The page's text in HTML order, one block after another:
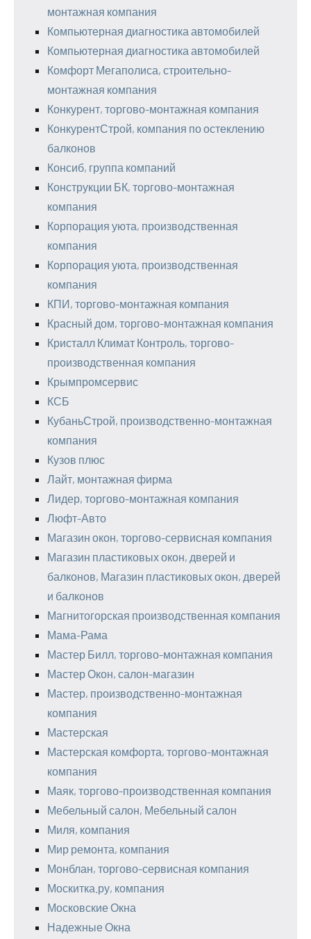
монтажная компания
Компьютерная диагностика автомобилей
Компьютерная диагностика автомобилей
Комфорт Мегаполиса, строительно-
монтажная компания
Конкурент, торгово-монтажная компания
КонкурентСтрой, компания по остеклению
балконов
Консиб, группа компаний
Конструкции БК, торгово-монтажная
компания
Корпорация уюта, производственная
компания
Корпорация уюта, производственная
компания
КПИ, торгово-монтажная компания
Красный дом, торгово-монтажная компания
Кристалл Климат Контроль, торгово-
производственная компания
Крымпромсервис
КСБ
КубаньСтрой, производственно-монтажная
компания
Кузов плюс
Лайт, монтажная фирма
Лидер, торгово-монтажная компания
Люфт-Авто
Магазин окон, торгово-сервисная компания
Магазин пластиковых окон, дверей и
балконов, Магазин пластиковых окон, дверей
и балконов
Магнитогорская производственная компания
Мама-Рама
Мастер Билл, торгово-монтажная компания
Мастер Окон, салон-магазин
Мастер, производственно-монтажная
компания
Мастерская
Мастерская комфорта, торгово-монтажная
компания
Маяк, торгово-производственная компания
Мебельный салон, Мебельный салон
Миля, компания
Мир ремонта, компания
Монблан, торгово-сервисная компания
Москитка.ру, компания
Московские Окна
Надежные Окна